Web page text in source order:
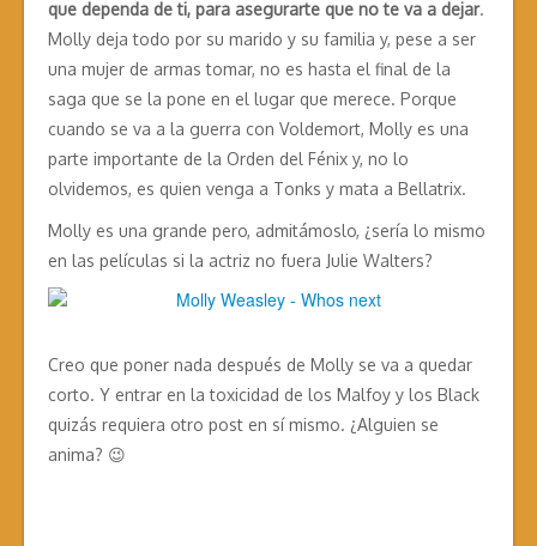
que dependa de ti, para asegurarte que no te va a dejar.
Molly deja todo por su marido y su familia y, pese a ser
una mujer de armas tomar, no es hasta el final de la
saga que se la pone en el lugar que merece. Porque
cuando se va a la guerra con Voldemort, Molly es una
parte importante de la Orden del Fénix y, no lo
olvidemos, es quien venga a Tonks y mata a Bellatrix.
Molly es una grande pero, admitámoslo, ¿sería lo mismo
en las películas si la actriz no fuera Julie Walters?
Creo que poner nada después de Molly se va a quedar
corto. Y entrar en la toxicidad de los Malfoy y los Black
quizás requiera otro post en sí mismo. ¿Alguien se
anima? 😉